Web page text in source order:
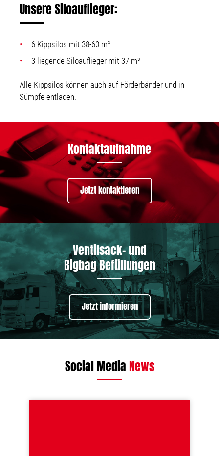
Unsere Siloauflieger:
6 Kippsilos mit 38-60 m³
3 liegende Siloauflieger mit 37 m³
Alle Kippsilos können auch auf Förderbänder und in
Sümpfe entladen.
Kontaktaufnahme
Jetzt kontaktieren
Ventilsack- und
Bigbag Befüllungen
Jetzt informieren
Social Media News